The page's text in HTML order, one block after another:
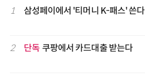
1 삼성페이에서 '티머니 K-패스' 쓴다
2 단독 쿠팡에서 카드대출 받는다